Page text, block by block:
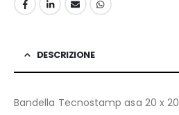
DESCRIZIONE
Bandella Tecnostamp asa 20 x 20